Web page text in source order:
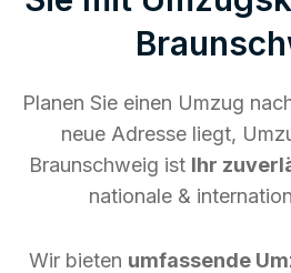
Planen Sie einen Umzug
neue Adresse liegt,
Braunschweig ist Ihr
nationale &
Wir bieten umfassende